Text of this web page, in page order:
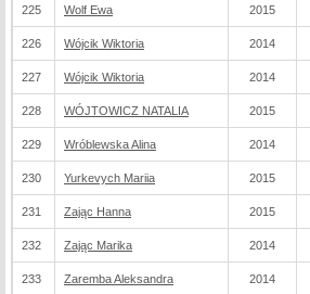
225 Wolf Ewa 2015
226 Wójcik Wiktoria 2014
227 Wójcik Wiktoria 2014
228 WÓJTOWICZ NATALIA 2015
229 Wróblewska Alina 2014
230 Yurkevych Mariia 2015
231 Zając Hanna 2015
232 Zając Marika 2014
233 Zaremba Aleksandra 2014